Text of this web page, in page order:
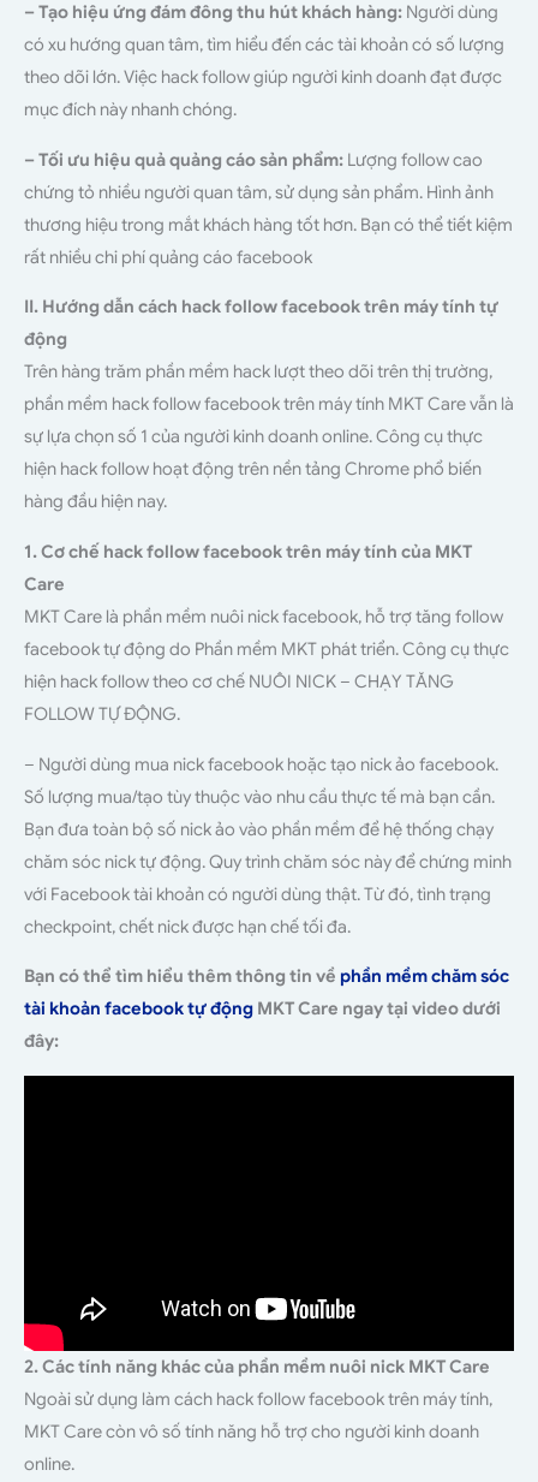
– Tạo hiệu ứng đám đông thu hút khách hàng: Người dùng
có xu hướng quan tâm, tìm hiểu đến các tài khoản có số lượng
theo dõi lớn. Việc hack follow giúp người kinh doanh đạt được
mục đích này nhanh chóng.
– Tối ưu hiệu quả quảng cáo sản phẩm: Lượng follow cao
chứng tỏ nhiều người quan tâm, sử dụng sản phẩm. Hình ảnh
thương hiệu trong mắt khách hàng tốt hơn. Bạn có thể tiết kiệm
rất nhiều chi phíquảng cáo facebook
II. Hướng dẫn cách hack follow facebook trên máy tính tự
động
Trên hàng trăm phần mềm hack lượt theo dõi trên thị trường,
phần mềm hack follow facebook trên máy tính MKT Care vẫn là
sự lựa chọn số 1 của người kinh doanh online. Công cụ thực
hiện hack follow hoạt động trên nền tảng Chrome phổ biến
hàng đầu hiện nay.
1. Cơ chế hack follow facebook trên máy tính của MKT
Care
MKT Care là phần mềm nuôi nick facebook, hỗ trợ tăng follow
facebook tự động do Phần mềm MKT phát triển. Công cụ thực
hiện hack follow theo cơ chế NUÔI NICK – CHẠY TĂNG
FOLLOW TỰ ĐỘNG.
– Người dùng mua nick facebook hoặctạo nick ảo facebook.
Số lượng mua/tạo tùy thuộc vào nhu cầu thực tế mà bạn cần.
Bạn đưa toàn bộ số nick ảo vào phần mềm để hệ thống chạy
chăm sóc nick tự động. Quy trình chăm sóc này để chứng minh
với Facebook tài khoản có người dùng thật. Từ đó, tình trạng
checkpoint, chết nick được hạn chế tối đa.
Bạn có thể tìm hiểu thêm thông tin về phần mềm chăm sóc
tài khoản facebook tự động MKT Care ngay tại video dưới
đây:
2. Các tính năng khác của phần mềm nuôi nick MKT Care
Ngoài sử dụng làm cách hack follow facebook trên máy tính,
MKT Care còn vô số tính năng hỗ trợ cho người kinh doanh
online.